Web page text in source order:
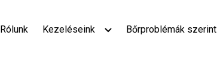
Rólunk Kezeléseink Bőrproblémák szerint